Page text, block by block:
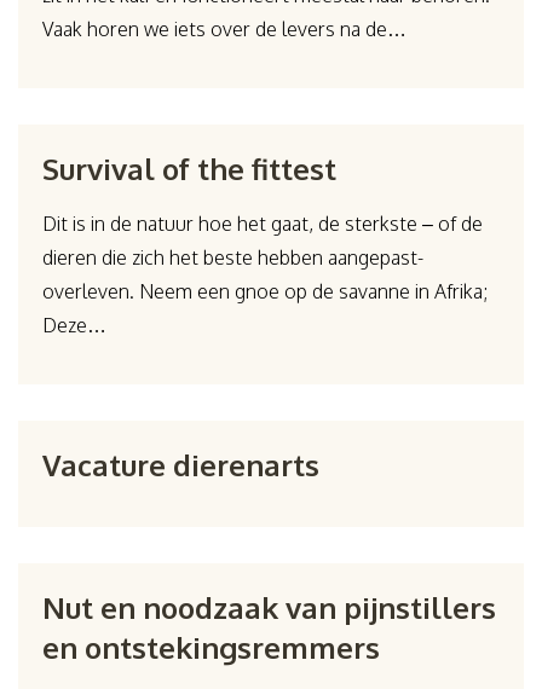
Vaak horen we iets over de levers na de…
Survival of the fittest
Dit is in de natuur hoe het gaat, de sterkste – of de
dieren die zich het beste hebben aangepast-
overleven. Neem een gnoe op de savanne in Afrika;
Deze…
Vacature dierenarts
Nut en noodzaak van pijnstillers
en ontstekingsremmers